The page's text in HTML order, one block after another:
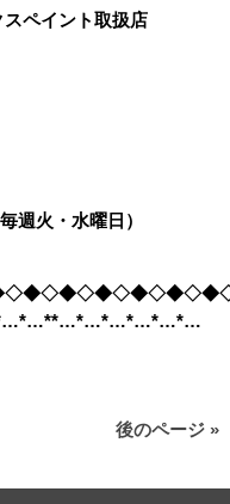
ペイント取扱店
週火・水曜日）
後のページ »